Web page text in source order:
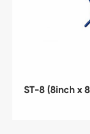
ST-8 (8inch x